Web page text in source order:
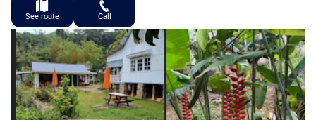
See route Call